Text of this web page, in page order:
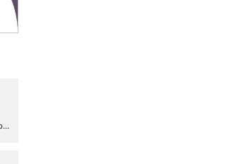
stellaluna, de punt (drenthe)